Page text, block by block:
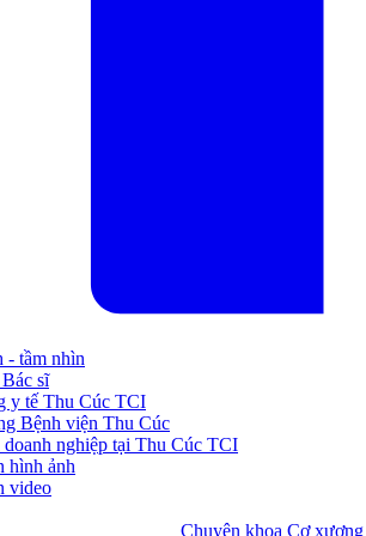
- tầm nhìn
sĩ
y tế Thu Cúc TCI
Bệnh viện Thu Cúc
doanh nghiệp tại Thu Cúc TCI
hình ảnh
video
Chuyên khoa Cơ